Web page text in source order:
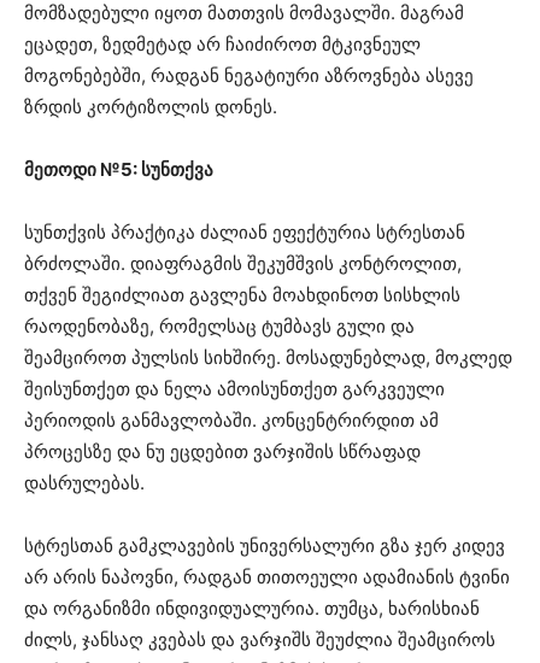
მომზადებული იყოთ მათთვის მომავალში. მაგრამ
ეცადეთ, ზედმეტად არ ჩაიძიროთ მტკივნეულ
მოგონებებში, რადგან ნეგატიური აზროვნება ასევე
ზრდის კორტიზოლის დონეს.
მეთოდი №5: სუნთქვა
სუნთქვის პრაქტიკა ძალიან ეფექტურია სტრესთან
ბრძოლაში. დიაფრაგმის შეკუმშვის კონტროლით,
თქვენ შეგიძლიათ გავლენა მოახდინოთ სისხლის
რაოდენობაზე, რომელსაც ტუმბავს გული და
შეამციროთ პულსის სიხშირე. მოსადუნებლად, მოკლედ
შეისუნთქეთ და ნელა ამოისუნთქეთ გარკვეული
პერიოდის განმავლობაში. კონცენტრირდით ამ
პროცესზე და ნუ ეცდებით ვარჯიშის სწრაფად
დასრულებას.
სტრესთან გამკლავების უნივერსალური გზა ჯერ კიდევ
არ არის ნაპოვნი, რადგან თითოეული ადამიანის ტვინი
და ორგანიზმი ინდივიდუალურია. თუმცა, ხარისხიან
ძილს, ჯანსაღ კვებას და ვარჯიშს შეუძლია შეამციროს